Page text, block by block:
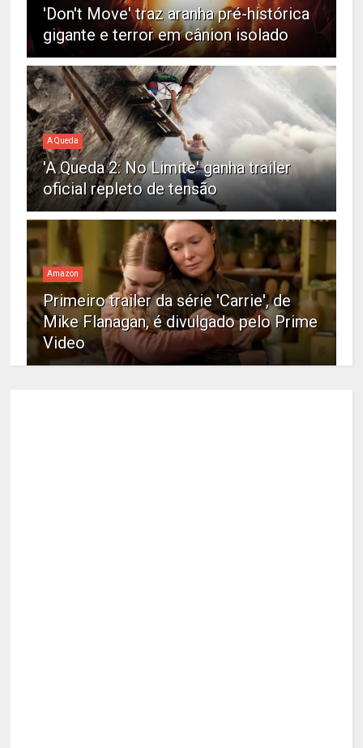
'Don't Move' traz aranha pré-histórica
gigante e terror em cânion isolado
A Queda
'A Queda 2: No Limite' ganha trailer
oficial repleto de tensão
Amazon
Primeiro trailer da série 'Carrie', de
Mike Flanagan, é divulgado pelo Prime
Video